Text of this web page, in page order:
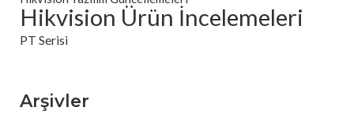
Hikvision Ürün İncelemeleri
PT Serisi
Arşivler